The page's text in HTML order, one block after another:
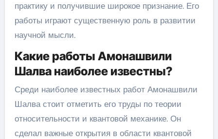
практику и получившие широкое признание. Его
работы играют существенную роль в развитии
научной мысли.
Какие работы Амонашвили
Шалва наиболее известны?
Среди наиболее известных работ Амонашвили
Шалва стоит отметить его труды по теории
относительности и квантовой механике. Он
сделал важные открытия в области квантовой